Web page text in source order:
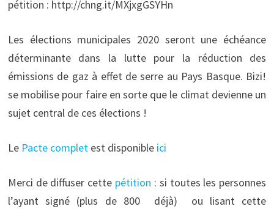
pétition : http://chng.it/MXjxgGSYHn
Les élections municipales 2020 seront une échéance
déterminante dans la lutte pour la réduction des
émissions de gaz à effet de serre au Pays Basque. Bizi!
se mobilise pour faire en sorte que le climat devienne un
sujet central de ces élections !
Le Pacte completest disponibleici
Merci de diffuser cette pétition : si toutes les personnes
l’ayant signé (plus de 800 déjà) ou lisant cette